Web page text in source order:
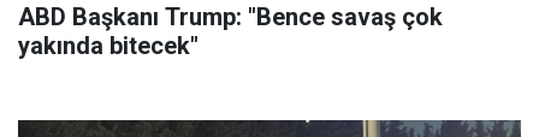
ABD Başkanı Trump: "Bence savaş çok
yakında bitecek"